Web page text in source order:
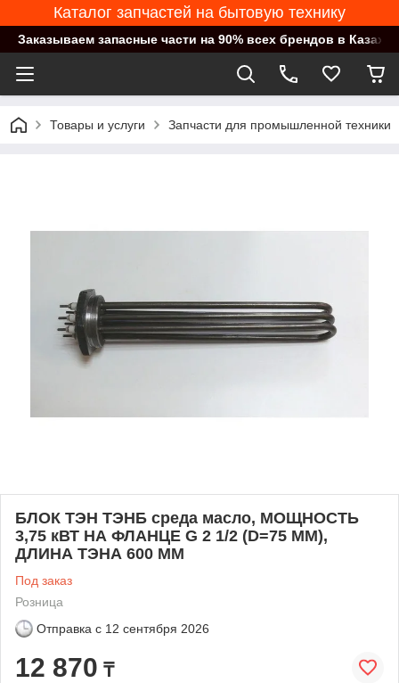
Каталог запчастей на бытовую технику
Заказываем запасные части на 90% всех брендов в
Товары и услуги Запчасти для промышленной техники
БЛОК ТЭН ТЭНБ среда масло, МОЩНОСТЬ
3,75 кВТ НА ФЛАНЦЕ G 2 1/2 (D=75 ММ),
ДЛИНА ТЭНА 600 ММ
Под заказ
Розница
Отправка с 12 сентября 2026
12 870 ₸